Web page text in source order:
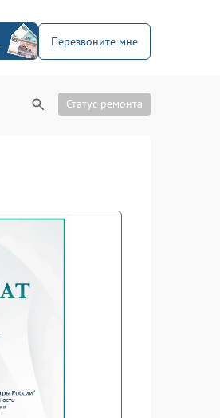
Перезвоните мне
Статус ремонта